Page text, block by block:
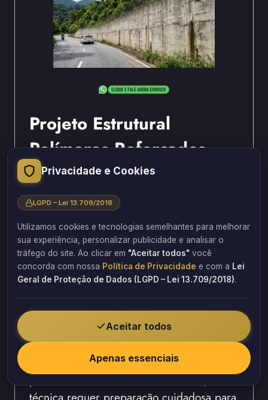
Projeto Estrutural
Polímeros Reforçados
Inovação Estrutural
Pilares
Polímeros reforçados são materiais
modernos para reforço de pilares. Por
isso, oferecem resistência superior com
peso reduzido. Bem como, aplicação é
Polímeros reforçados funcionam através de
aderência à superfície do pilar. Quando
aplicados corretamente, oferecem reforço
Privacidade e Cookies
LGPD – Lei 13.709/2018
Utilizamos cookies e tecnologias semelhantes para melhorar
sua experiência, personalizar publicidade e analisar o
tráfego do site. Ao clicar em "Aceitar todos" você
concorda com nossa Política de Privacidade e com a Lei
Geral de Proteção de Dados (LGPD – Lei 13.709/2018).
Aceitar todos
Apenas essenciais